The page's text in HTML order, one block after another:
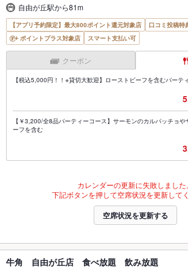
自由が丘駅から81m
【アプリ予約限定】最大800ポイント還元対象店
口コミ投稿特
ポイントプラス対象店
スマート支払い可
クーポン
【税込5,000円！！※貸切大歓迎】ローストビーフを含むパー
【￥3,200/全8品パーティーコース】サーモンのカルパッチョ
ーフを含む
カレンダーの更新に失敗しました。
下記ボタンを押して空席状況を更新してく
空席状況を更新する
牛角 自由が丘店 食べ放題 飲み放題